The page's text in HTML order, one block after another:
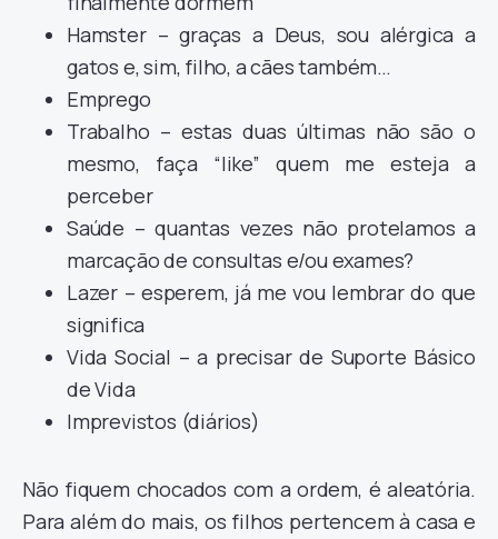
Hamster – graças a Deus, sou alérgica a
gatos e, sim, filho, a cães também…
Emprego
Trabalho – estas duas últimas não são o
mesmo, faça “like” quem me esteja a
perceber
Saúde – quantas vezes não protelamos a
marcação de consultas e/ou exames?
Lazer – esperem, já me vou lembrar do que
significa
Vida Social – a precisar de Suporte Básico
de Vida
Imprevistos (diários)
Não fiquem chocados com a ordem, é aleatória.
Para além do mais, os filhos pertencem à casa e